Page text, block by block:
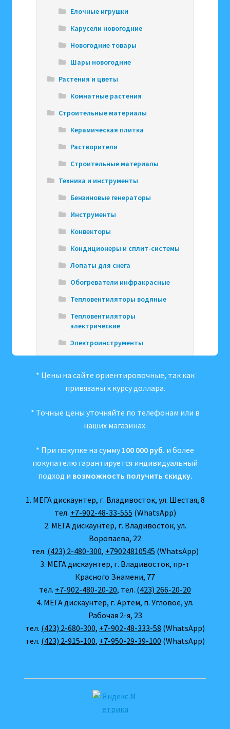
Елочные игрушки
Карусели новогодние
Новогодние товары
Шары новогодние
Растения и цветы
Комнатные растения
Строительные материалы
Керамическая плитка
Растворители
Строительные материалы
Техника и инструменты
Бензиновые генераторы
Инструменты
Конвекторы
Кондиционеры и сплит-системы
Лопаты для снега
Обогреватели инфракрасные
Тепловентиляторы водяные
Тепловентиляторы
электрические
Электроинструменты
* Цены на сайте ориентировочные, так как
привязаны к курсу доллара.
* Точные цены уточняйте по телефонам или в
наших магазинах.
* При покупке на сумму 100 000 руб. и более
покупателю гарантируется индивидуальный
подход и возможность получить скидку.
1. МЕГА дискаунтер, г. Владивосток, ул. Шестая, 8
тел. +7-902-48-33-555 (WhatsApp)
2. МЕГА дискаунтер, г. Владивосток, ул.
Воропаева, 22
тел. (423) 2-480-300, +79024810545 (WhatsApp)
3. МЕГА дискаунтер, г. Владивосток, пр-т
Красного Знамени, 77
тел. +7-902-480-20-20, тел. (423) 266-20-20
4. МЕГА дискаунтер, г. Артём, п. Угловое, ул.
Рабочая 2-я, 23
тел. (423) 2-680-300, +7-902-48-333-58 (WhatsApp)
тел. (423) 2-915-100, +7-950-29-39-100 (WhatsApp)